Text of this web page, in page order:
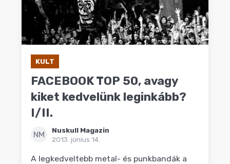
KULT
FACEBOOK TOP 50, avagy
kiket kedvelünk leginkább?
I/II.
NM
Nuskull Magazin
2013. június 14.
A legkedveltebb metal- és punkbandák a